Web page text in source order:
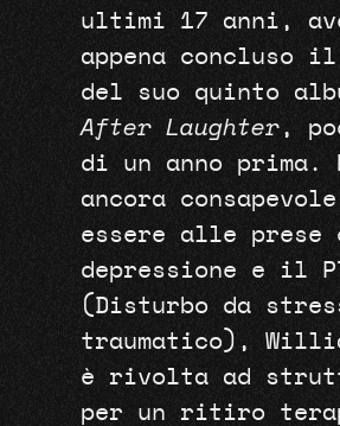
ultimi 17 anni,
appena concluso
del suo quinto
After Laughter ,
di un anno prima.
ancora
essere alle prese
depressione e il
(Disturbo da
traumatico),
è rivolta ad
per un ritiro